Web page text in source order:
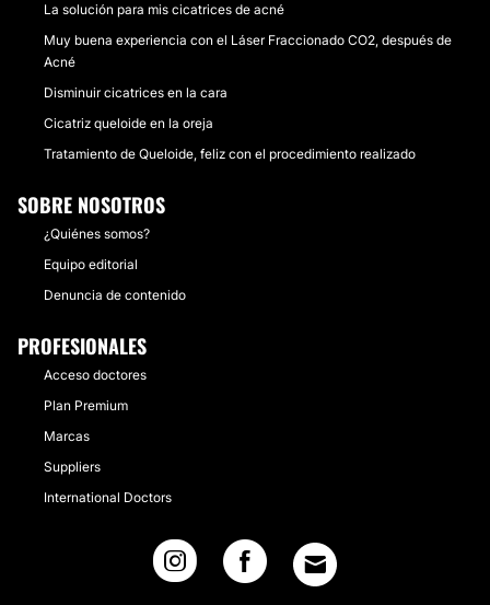
La solución para mis cicatrices de acné
Muy buena experiencia con el Láser Fraccionado CO2, después de
Acné
Disminuir cicatrices en la cara
Cicatriz queloide en la oreja
Tratamiento de Queloide, feliz con el procedimiento realizado
SOBRE NOSOTROS
¿Quiénes somos?
Equipo editorial
Denuncia de contenido
PROFESIONALES
Acceso doctores
Plan Premium
Marcas
Suppliers
International Doctors